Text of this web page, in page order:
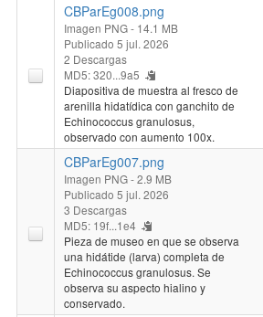
CBParEg008.png
Imagen PNG- 14.1 MB
Publicado 5 jul. 2026
2 Descargas
MD5: 320...9a5
Diapositiva de muestra al fresco de
arenilla hidatídica con ganchito de
Echinococcus granulosus,
observado con aumento 100x.
CBParEg007.png
Imagen PNG- 2.9 MB
Publicado 5 jul. 2026
3 Descargas
MD5: 19f...1e4
Pieza de museo en que se observa
una hidátide (larva) completa de
Echinococcus granulosus. Se
observa su aspecto hialino y
conservado.